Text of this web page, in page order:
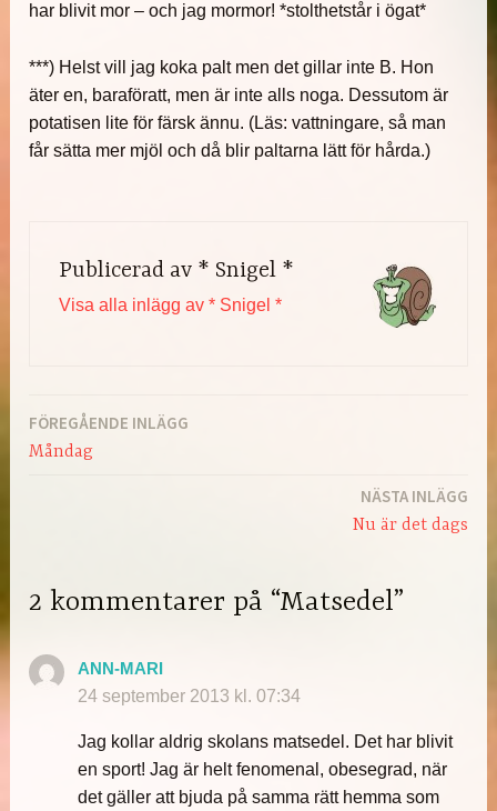
har blivit mor – och jag mormor! *stolthetstår i ögat*
***) Helst vill jag koka palt men det gillar inte B. Hon
äter en, baraföratt, men är inte alls noga. Dessutom är
potatisen lite för färsk ännu. (Läs: vattningare, så man
får sätta mer mjöl och då blir paltarna lätt för hårda.)
Publicerad av * Snigel *
Visa alla inlägg av * Snigel *
Inläggsnavigering
FÖREGÅENDE INLÄGG
Måndag
NÄSTA INLÄGG
Nu är det dags
2 kommentarer på “Matsedel”
ANN-MARI
24 september 2013 kl. 07:34
Jag kollar aldrig skolans matsedel. Det har blivit
en sport! Jag är helt fenomenal, obesegrad, när
det gäller att bjuda på samma rätt hemma som